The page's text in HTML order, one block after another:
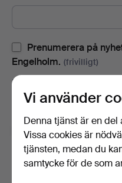
Prenumerera på
Engelholm. (frivilligt)
Med bl.a. auktionskataloger,
nyheter. Om du ångrar dig
prenumerationen.
Prenumerera på
Med bl.a. experttips,
ångrar dig kan du enkelt
Vi använder
Denna tjänst är en
Vissa cookies är
tjänsten, medan du
samtycke för de som